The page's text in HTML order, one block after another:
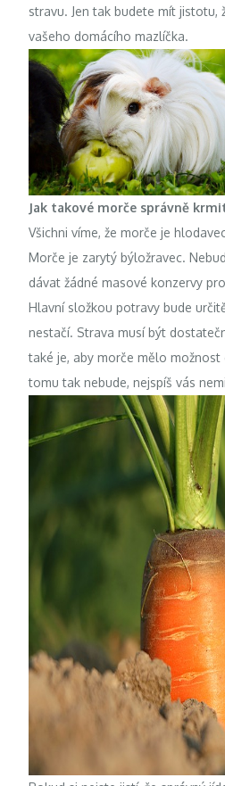
stravu. Jen tak budete mít jistotu,
vašeho domácího mazlíčka.
Jak takové morče správně
Všichni víme, že morče je hlodavec
Morče je zarytý býložravec.
dávat žádné masové konzervy
Hlavní složkou potravy bude
nestačí. Strava musí být
také je, aby morče mělo
tomu tak nebude, nejspíš vás